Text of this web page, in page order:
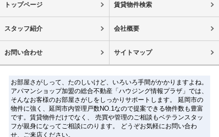
トップページ 賃貸物件検索
スタッフ紹介 会社概要
お問い合わせ サイトマップ
お部屋さがしって、たのしいけど、いろいろ手間がかかりますよね。
アパマンショップ加盟の総合不動産「ハウジング情報プラザ」では、
そんなお客様のお部屋さがしをしっかりサポートします。 延岡市の
物件に強く、延岡市内管理戸数NO.1なので提案できる物件数も豊富
です。賃貸物件だけでなく、 売買や管理のご相談もベテランスタッ
フが親身になってご相談にのります。 どうぞお気軽にお問い合わ
せ、ご来店ください。